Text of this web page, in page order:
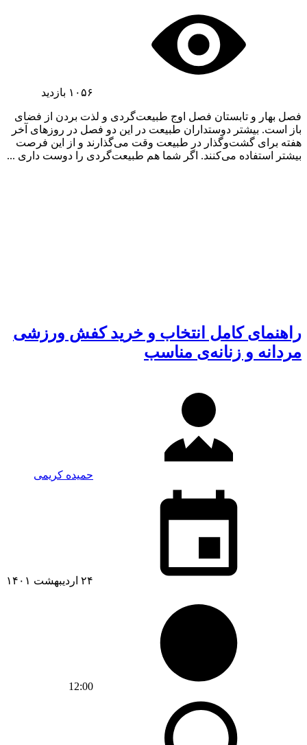
۱۰۵۶ بازدید
فصل بهار و تابستان فصل اوج طبیعت‌گردی و لذت بردن از فضای
باز است. بیشتر دوستداران طبیعت در این دو فصل در روزهای آخر
هفته برای گشت‌وگذار در طبیعت وقت می‌گذارند و از این فرصت
بیشتر استفاده می‌کنند. اگر شما هم طبیعت‌گردی را دوست داری ...
راهنمای کامل انتخاب و خرید کفش ورزشی
مردانه و زنانه‌ی مناسب
حمیده کریمی
۲۴ اردیبهشت ۱۴۰۱
12:00